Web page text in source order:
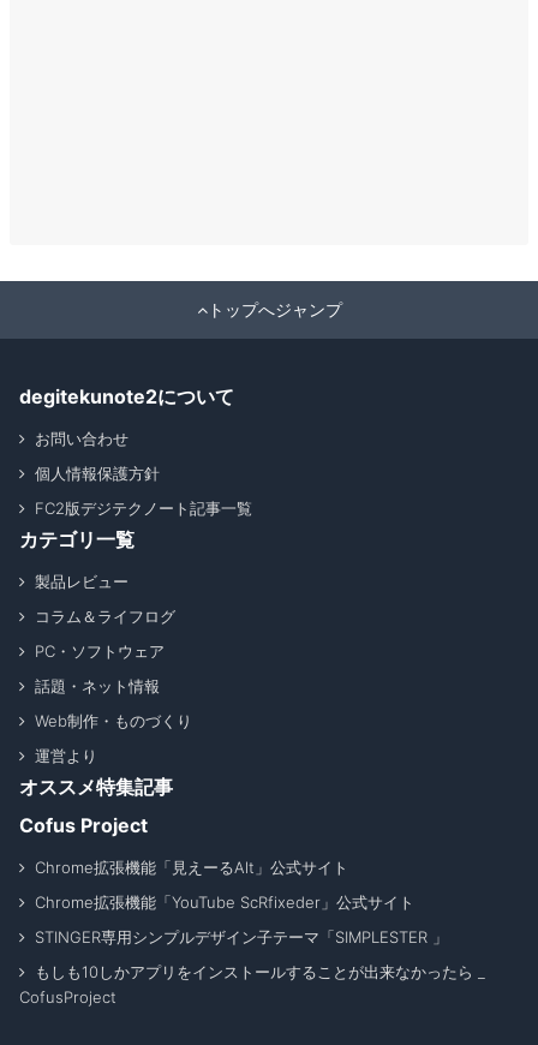
トップへジャンプ
degitekunote2について
お問い合わせ
個人情報保護方針
FC2版デジテクノート記事一覧
カテゴリ一覧
製品レビュー
コラム＆ライフログ
PC・ソフトウェア
話題・ネット情報
Web制作・ものづくり
運営より
オススメ特集記事
Cofus Project
Chrome拡張機能「見えーるAlt」公式サイト
Chrome拡張機能「YouTube ScRfixeder」公式サイト
STINGER専用シンプルデザイン子テーマ「SIMPLESTER 」
もしも10しかアプリをインストールすることが出来なかったら _
CofusProject